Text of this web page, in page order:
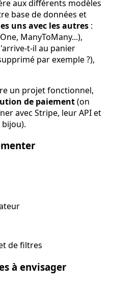
aux différents modèles
base de données et
uns avec les autres :
ManyToMany...),
t-il au panier
par exemple ?),
un projet fonctionnel,
de paiement(on
avec Stripe, leur API et
de filtres
à envisager